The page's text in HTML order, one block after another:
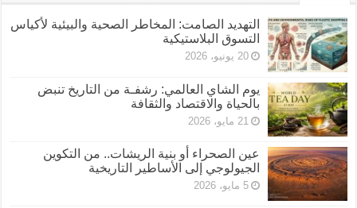
التهديد الصامت: المخاطر الصحية والبيئية لأكياس
التسوق البلاستيكية
20 يونيو، 2026
يوم الشاي العالمي: رشفـة من التاريخ تنبض
بالحياة والاقتصاد والثقافة
21 مايو، 2026
عين الصحراء أو بنية الريشات.. من التكوين
الجيولوجي إلى الأساطير التاريخية
5 مايو، 2026